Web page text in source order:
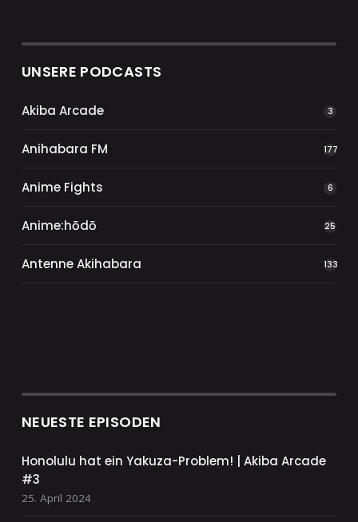
UNSERE PODCASTS
Akiba Arcade 3
Anihabara FM 177
Anime Fights 6
Anime:hōdō 25
Antenne Akihabara 133
NEUESTE EPISODEN
Honolulu hat ein Yakuza-Problem! | Akiba Arcade
#3
25. April 2024